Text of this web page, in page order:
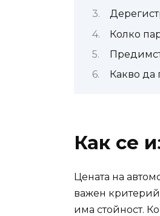
Колко
Какво да
Как се
Цената на
важен критерий
има стойност.